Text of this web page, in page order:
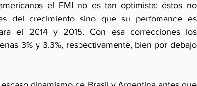
el FMI no es tan optimista: éstos no
del crecimiento sino que su perfomance es
el 2014 y 2015. Con esa correcciones los
3% y 3.3%, respectivamente, bien por debajo